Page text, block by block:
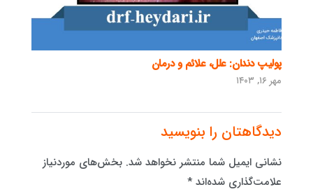
پولیپ دندان: علل، علائم و درمان
مهر ۱۶, ۱۴۰۳
دیدگاهتان را بنویسید
نشانی ایمیل شما منتشر نخواهد شد. بخش‌های موردنیاز
علامت‌گذاری شده‌اند *